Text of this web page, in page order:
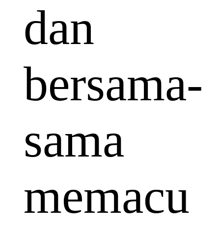
dan
bersama-
sama
memacu